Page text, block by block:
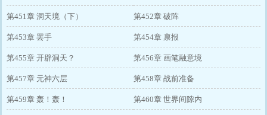
第451章 洞天境（下） 第452章 破阵
第453章 罢手 第454章 禀报
第455章 开辟洞天？ 第456章 画笔融意境
第457章 元神六层 第458章 战前准备
第459章 轰！轰！ 第460章 世界间隙内